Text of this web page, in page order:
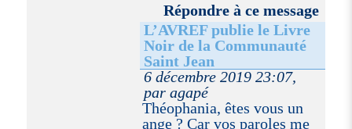
Répondre à ce message
L’AVREF publie le Livre
Noir de la Communauté
Saint Jean
6 décembre 2019 23:07,
par agapé
Théophania, êtes vous un
ange ? Car vos paroles me